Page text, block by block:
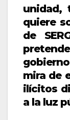
unidad,
quiere
de
mira de
ilícitos
a la luz